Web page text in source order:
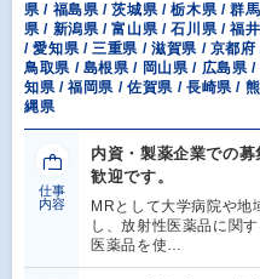
県 / 福島県 / 茨城県 / 栃木県 / 群
県 / 新潟県 / 富山県 / 石川県 / 福
/ 愛知県 / 三重県 / 滋賀県 / 京都
鳥取県 / 島根県 / 岡山県 / 広島県
知県 / 福岡県 / 佐賀県 / 長崎県 /
縄県
仕事
内容
内資・製薬企業での
歓迎です。
MRとして大学病院や地
し、放射性医薬品に関
医薬品を使…